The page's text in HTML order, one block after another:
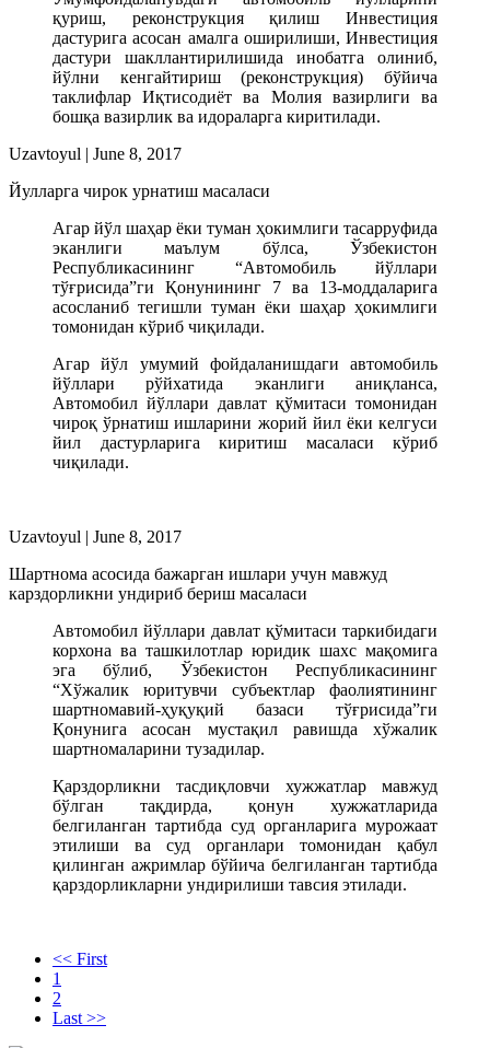
қуриш, реконструкция қилиш Инвестиция
дастурига асосан амалга оширилиши, Инвестиция
дастури шакллантирилишида инобатга олиниб,
йўлни кенгайтириш (реконструкция) бўйича
таклифлар Иқтисодиёт ва Молия вазирлиги ва
бошқа вазирлик ва идораларга киритилади.
Uzavtoyul | June 8, 2017
Йулларга чирок урнатиш масаласи
Агар йўл шаҳар ёки туман ҳокимлиги тасарруфида
эканлиги маълум бўлса, Ўзбекистон
Республикасининг “Автомобиль йўллари
тўғрисида”ги Қонунининг 7 ва 13-моддаларига
асосланиб тегишли туман ёки шаҳар ҳокимлиги
томонидан кўриб чиқилади.
Агар йўл умумий фойдаланишдаги автомобиль
йўллари рўйхатида эканлиги аниқланса,
Автомобил йўллари давлат қўмитаси томонидан
чироқ ўрнатиш ишларини жорий йил ёки келгуси
йил дастурларига киритиш масаласи кўриб
чиқилади.
Uzavtoyul | June 8, 2017
Шартнома асосида бажарган ишлари учун мавжуд
карздорликни ундириб бериш масаласи
Автомобил йўллари давлат қўмитаси таркибидаги
корхона ва ташкилотлар юридик шахс мақомига
эга бўлиб, Ўзбекистон Республикасининг
“Хўжалик юритувчи субъектлар фаолиятининг
шартномавий-ҳуқуқий базаси тўғрисида”ги
Қонунига асосан мустақил равишда хўжалик
шартномаларини тузадилар.
Қарздорликни тасдиқловчи хужжатлар мавжуд
бўлган тақдирда, қонун хужжатларида
белгиланган тартибда суд органларига мурожаат
этилиши ва суд органлари томонидан қабул
қилинган ажримлар бўйича белгиланган тартибда
қарздорликларни ундирилиши тавсия этилади.
<< First
1
2
Last >>